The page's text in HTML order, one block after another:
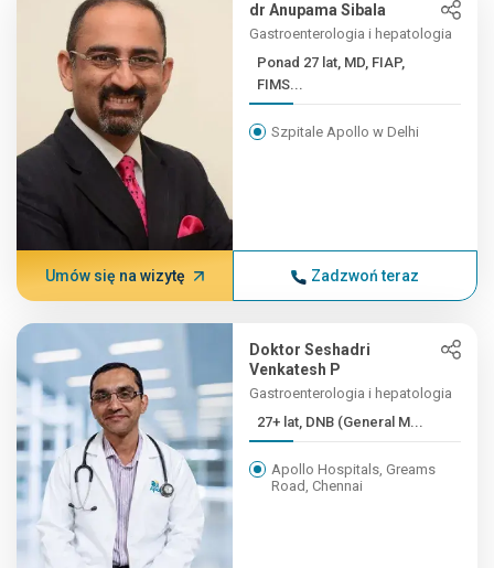
dr Anupama Sibala
Gastroenterologia i hepatologia
Ponad 27 lat, MD, FIAP,
FIMS...
Szpitale Apollo w Delhi
Umów się na wizytę Zadzwoń teraz
Doktor Seshadri
Venkatesh P
Gastroenterologia i hepatologia
27+ lat, DNB (General M...
Apollo Hospitals, Greams
Road, Chennai